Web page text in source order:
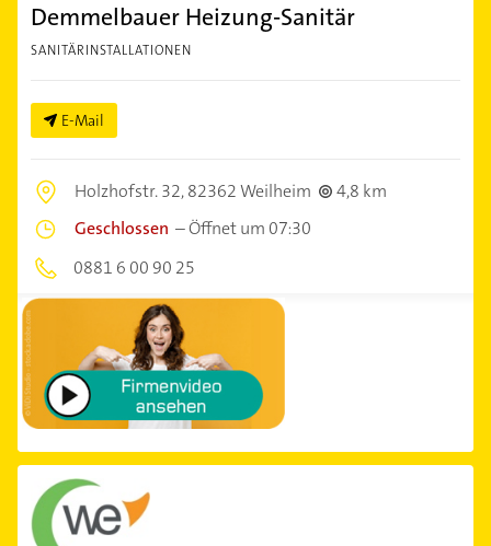
Demmelbauer Heizung-Sanitär
SANITÄRINSTALLATIONEN
E-Mail
Holzhofstr. 32,82362 Weilheim
4,8 km
Geschlossen –Öffnet um 07:30
0881 6 00 90 25